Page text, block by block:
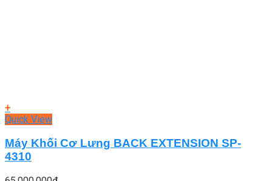
+
Quick View
Máy Khối Cơ Lưng BACK EXTENSION SP-
4310